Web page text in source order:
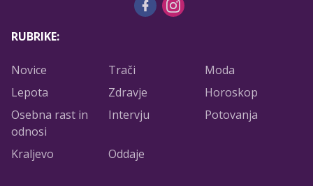
RUBRIKE:
Novice Trači
Moda
Lepota
Zdravje
Horoskop
Osebna rast in
odnosi
Intervju Potovanja
Kraljevo Oddaje